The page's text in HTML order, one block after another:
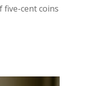
five-cent coins